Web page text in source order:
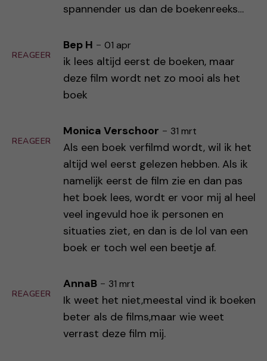
spannender us dan de boekenreeks…
REAGEER
Bep H - 01 apr
ik lees altijd eerst de boeken, maar
deze film wordt net zo mooi als het
boek
REAGEER
Monica Verschoor - 31 mrt
Als een boek verfilmd wordt, wil ik het
altijd wel eerst gelezen hebben. Als ik
namelijk eerst de film zie en dan pas
het boek lees, wordt er voor mij al heel
veel ingevuld hoe ik personen en
situaties ziet, en dan is de lol van een
boek er toch wel een beetje af.
REAGEER
AnnaB - 31 mrt
Ik weet het niet,meestal vind ik boeken
beter als de films,maar wie weet
verrast deze film mij.